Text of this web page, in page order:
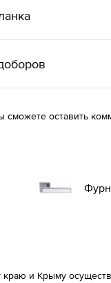
сможете оставить
краю и Крыму